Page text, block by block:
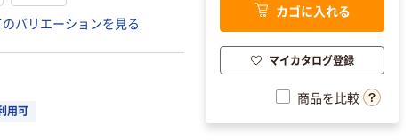
のバリエーションを見る
用可
カゴに入れる
マイカタログ登録
商品を比較